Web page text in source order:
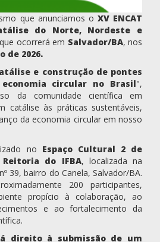
que anunciamos o XV ENCAT
do Norte, Nordeste e
ocorrerá em Salvador/BA, nos
de 2026.
e construção de pontes
circular no Brasil",
da comunidade científica em
catálise às práticas sustentáveis,
da economia circular em nosso
no Espaço Cultural 2 de
do IFBA, localizada na
39, bairro do Canela, Salvador/BA.
200 participantes,
propício à colaboração, ao
e ao fortalecimento da
direito à submissão de um